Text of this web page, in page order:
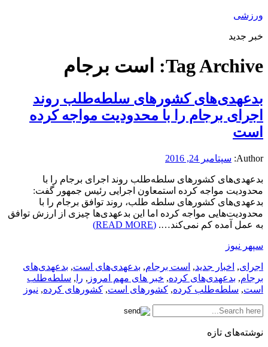
ورزشی
خبر جدید
Tag Archive: است برجام
بدعهدی‌های کشورهای سلطه‌طلب روند
اجرای برجام را با محدودیت مواجه کرده
است
Author: سپتامبر 24, 2016
بدعهدی‌های کشورهای سلطه‌طلب روند اجرای برجام را با
محدودیت مواجه کرده استمعاون اجرایی رئیس جمهور گفت:
بدعهدی‌های کشورهای سلطه طلب، روند توافق برجام را با
محدودیت‌هایی مواجه کرده اما این بدعهدی‌ها چیزی از ارزش توافق
به عمل آمده کم نمی‌کند…. (READ MORE)
سپهر نیوز
اجرای, اخبار جدید, است برجام, بدعهدی‌های است, بدعهدی‌های
برجام, بدعهدی‌های کرده, خبر های مهم امروز , را , سلطه‌طلب
است, سلطه‌طلب کرده, کشورهای است, کشورهای کرده, نیوز
نوشته‌های تازه